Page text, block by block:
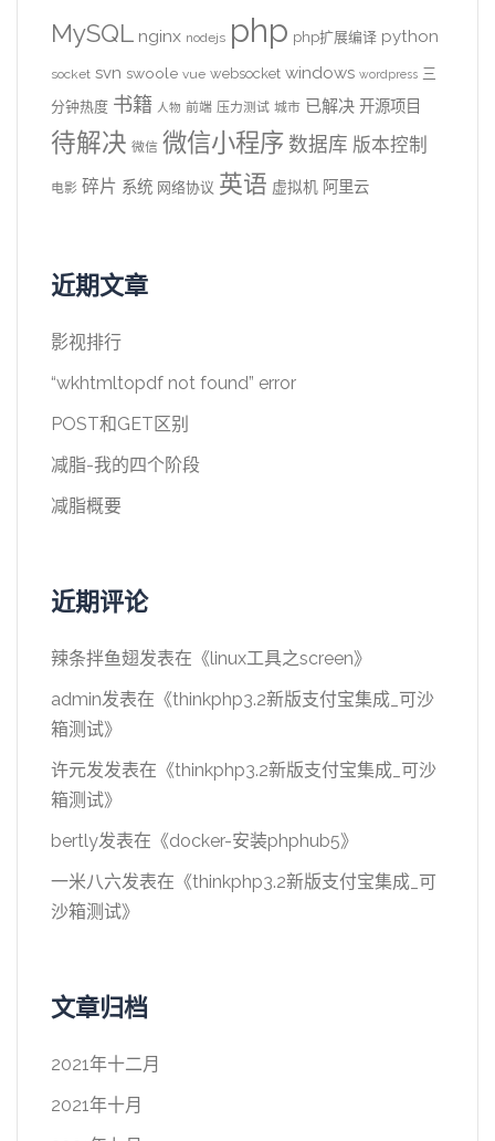
MySQL nginx nodejs php php扩展编译 python
socket svn swoole vue websocket windows wordpress 三
分钟热度 书籍 人物 前端 压力测试 城市 已解决 开源项目
待解决 微信 微信小程序 数据库 版本控制
电影 碎片 系统 网络协议 英语 虚拟机 阿里云
近期文章
影视排行
“wkhtmltopdf not found” error
POST和GET区别
减脂-我的四个阶段
减脂概要
近期评论
辣条拌鱼翅发表在《linux工具之screen》
admin发表在《thinkphp3.2新版支付宝集成_可沙
箱测试》
许元发发表在《thinkphp3.2新版支付宝集成_可沙
箱测试》
bertly发表在《docker-安装phphub5》
一米八六发表在《thinkphp3.2新版支付宝集成_可
沙箱测试》
文章归档
2021年十二月
2021年十月